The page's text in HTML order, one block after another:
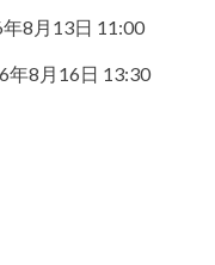
8月13日 11:00
年8月16日 13:30